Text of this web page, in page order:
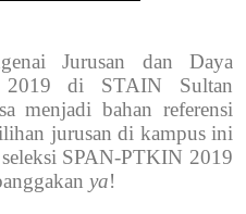
Jurusan dan Daya
2019 di STAIN Sultan
menjadi bahan referensi
jurusan di kampus ini
SPAN-PTKIN 2019
ya!